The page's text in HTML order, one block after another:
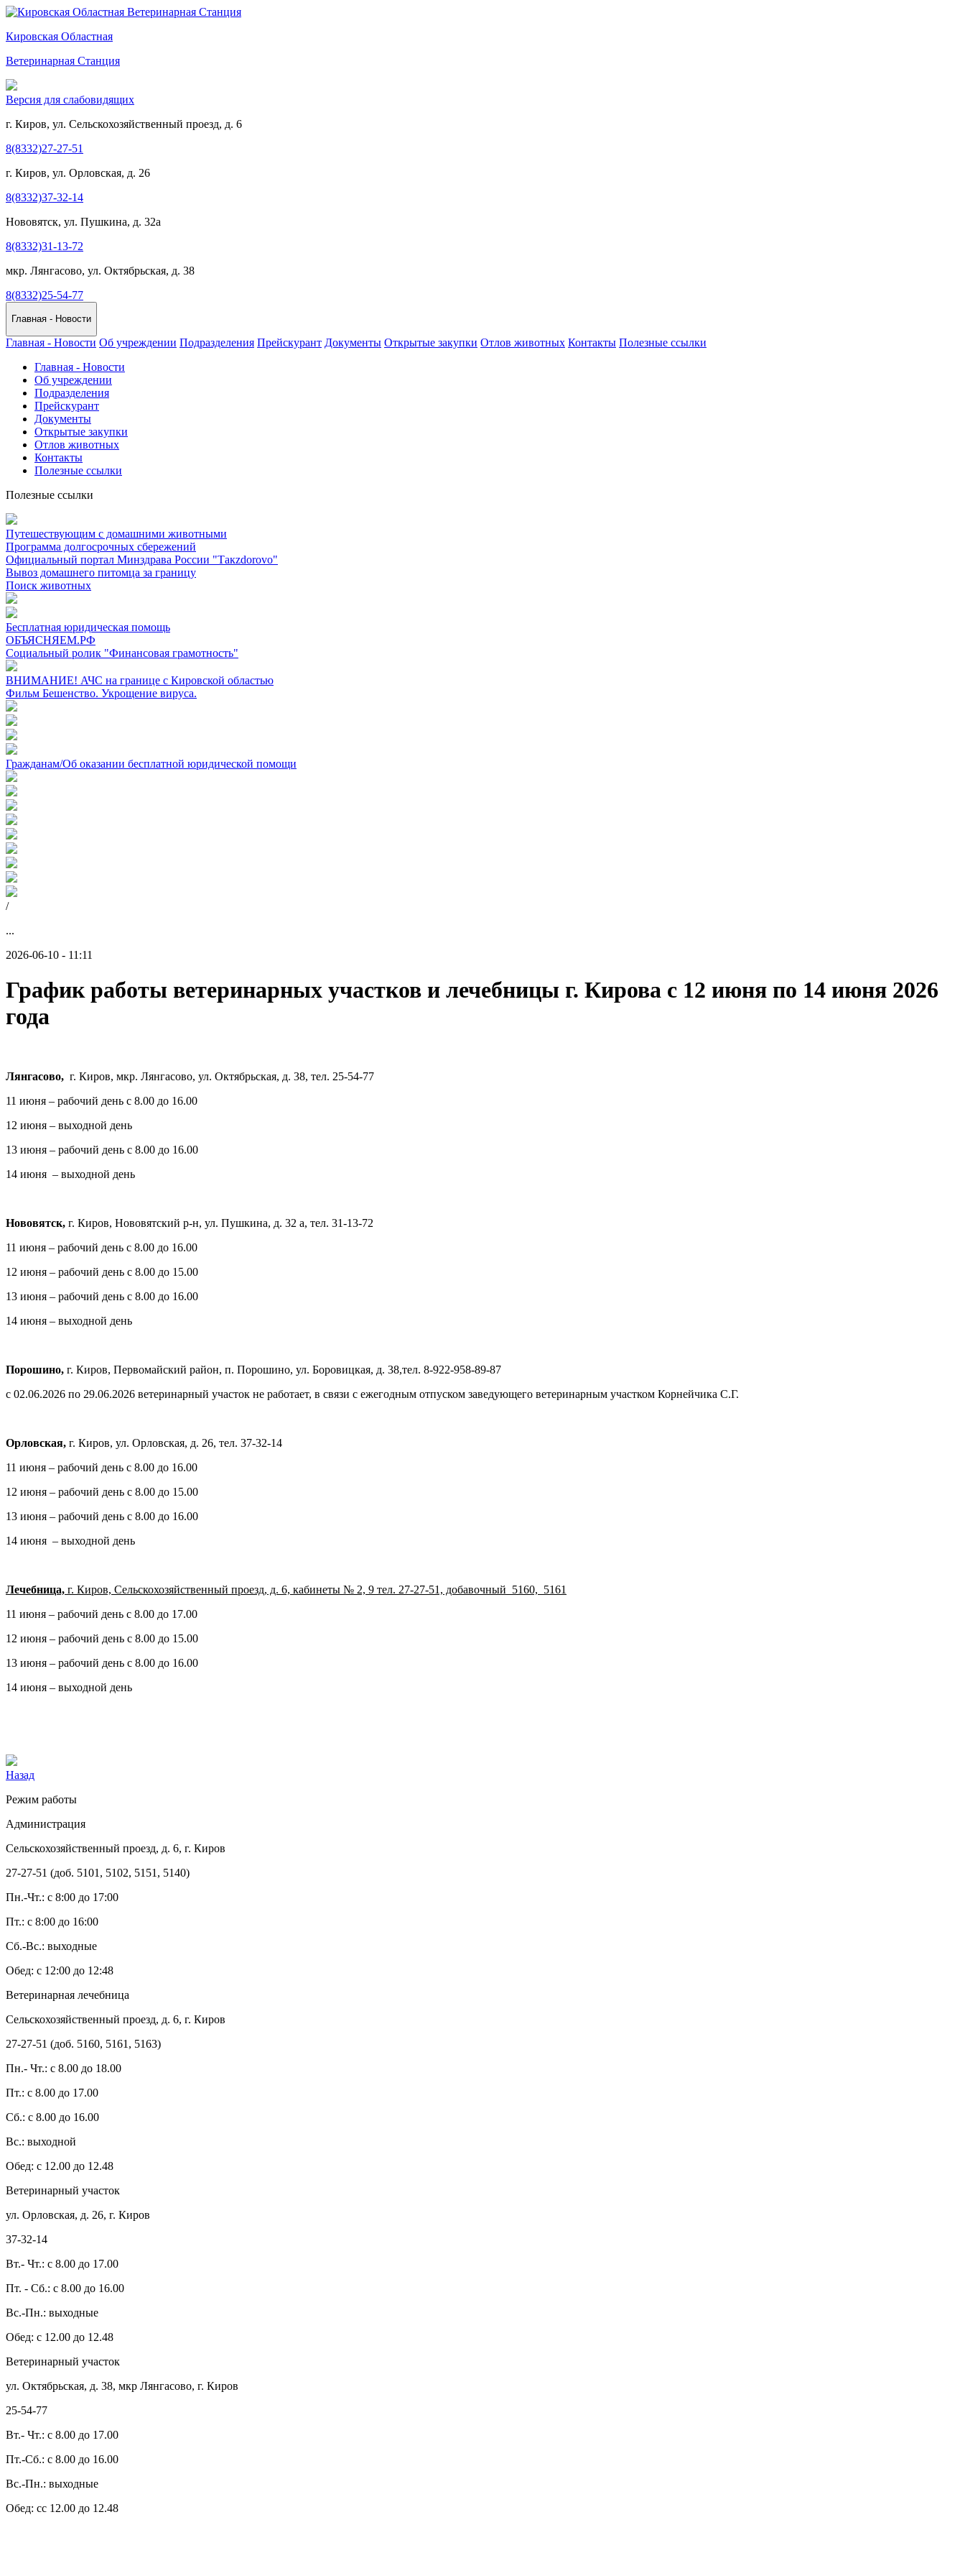
Кировская Областная
Ветеринарная Станция
Версия для слабовидящих
г. Киров, ул. Сельскохозяйственный проезд, д. 6
8(8332)27-27-51
г. Киров, ул. Орловская, д. 26
8(8332)37-32-14
Нововятск, ул. Пушкина, д. 32а
8(8332)31-13-72
мкр. Лянгасово, ул. Октябрьская, д. 38
8(8332)25-54-77
Главная - Новости
Главная - Новости Об учреждении Подразделения Прейскурант Документы Открытые закупки Отлов животных Контакты Полезные ссылки
Главная - Новости
Об учреждении
Подразделения
Прейскурант
Документы
Открытые закупки
Отлов животных
Контакты
Полезные ссылки
Полезные ссылки
Путешествующим с домашними животными
Программа долгосрочных сбережений
Официальный портал Минздрава России "Такzdorovo"
Вывоз домашнего питомца за границу
Поиск животных
Бесплатная юридическая помощь
ОБЪЯСНЯЕМ.РФ
Социальный ролик "Финансовая грамотность"
ВНИМАНИЕ! АЧС на границе с Кировской областью
Фильм Бешенство. Укрощение вируса.
Гражданам/Об оказании бесплатной юридической помощи
/
...
2026-06-10 - 11:11
График работы ветеринарных участков и лечебницы г. Кирова с 12 июня по 14 июня 2026
года
Лянгасово, г. Киров, мкр. Лянгасово, ул. Октябрьская, д. 38, тел. 25-54-77
11 июня – рабочий день с 8.00 до 16.00
12 июня – выходной день
13 июня – рабочий день с 8.00 до 16.00
14 июня – выходной день
Нововятск, г. Киров, Нововятский р-н, ул. Пушкина, д. 32 а, тел. 31-13-72
11 июня – рабочий день с 8.00 до 16.00
12 июня – рабочий день с 8.00 до 15.00
13 июня – рабочий день с 8.00 до 16.00
14 июня – выходной день
Порошино, г. Киров, Первомайский район, п. Порошино, ул. Боровицкая, д. 38,тел. 8-922-958-89-87
с 02.06.2026 по 29.06.2026 ветеринарный участок не работает, в связи с ежегодным отпуском заведующего ветеринарным участком Корнейчика С.Г.
Орловская, г. Киров, ул. Орловская, д. 26, тел. 37-32-14
11 июня – рабочий день с 8.00 до 16.00
12 июня – рабочий день с 8.00 до 15.00
13 июня – рабочий день с 8.00 до 16.00
14 июня – выходной день
Лечебница, г. Киров, Сельскохозяйственный проезд, д. 6, кабинеты № 2, 9 тел. 27-27-51, добавочный 5160, 5161
11 июня – рабочий день с 8.00 до 17.00
12 июня – рабочий день с 8.00 до 15.00
13 июня – рабочий день с 8.00 до 16.00
14 июня – выходной день
Назад
Режим работы
Администрация
Сельскохозяйственный проезд, д. 6, г. Киров
27-27-51 (доб. 5101, 5102, 5151, 5140)
Пн.-Чт.: с 8:00 до 17:00
Пт.: с 8:00 до 16:00
Сб.-Вс.: выходные
Обед: с 12:00 до 12:48
Ветеринарная лечебница
Сельскохозяйственный проезд, д. 6, г. Киров
27-27-51 (доб. 5160, 5161, 5163)
Пн.- Чт.: с 8.00 до 18.00
Пт.: с 8.00 до 17.00
Сб.: с 8.00 до 16.00
Вс.: выходной
Обед: с 12.00 до 12.48
Ветеринарный участок
ул. Орловская, д. 26, г. Киров
37-32-14
Вт.- Чт.: с 8.00 до 17.00
Пт. - Сб.: с 8.00 до 16.00
Вс.-Пн.: выходные
Обед: с 12.00 до 12.48
Ветеринарный участок
ул. Октябрьская, д. 38, мкр Лянгасово, г. Киров
25-54-77
Вт.- Чт.: с 8.00 до 17.00
Пт.-Сб.: с 8.00 до 16.00
Вс.-Пн.: выходные
Обед: сс 12.00 до 12.48